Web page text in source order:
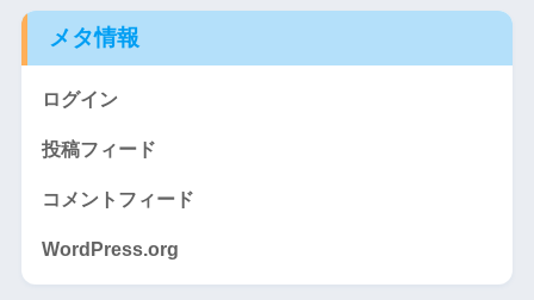
メタ情報
ログイン
投稿フィード
コメントフィード
WordPress.org